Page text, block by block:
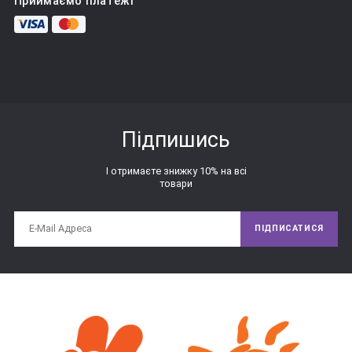
форми. Також в комплект входять фігурки, відповідні цих
отворів за формою і розміром. Завданням для дитини є
різними руками по черзі. Справа в тому, що маленькі дітки
збирають сортер двома руками, і таке завдання стане для
можна запропонувати малюкові зібрати сортер двома
руками разом, наприклад, зв'язаними руками - це буде вже
координацію.
перетворюються в будиночки для звірят, гаражі для
машинок, ямки на галявинці - дайте волю фантазії, своїй і
дитини! Такі сюжетні гри можна поєднувати із завданнями
Підпишись
І отримаєте знижку 10% на всі
товари
ПІДПИСАТИСЯ